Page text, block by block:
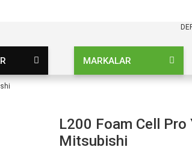
MARKALAR
L200 Foam Cell
Mitsubishi